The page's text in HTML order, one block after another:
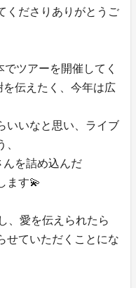
くださりありがとうご
ツアーを開催してく
伝えたく、今年は広
いいなと思い、ライブ
を詰め込んだ
ます💫
、愛を伝えられたら
せていただくことにな